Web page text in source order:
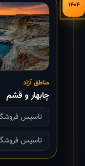
۱۴۰۴
مناطق آزاد
چابهار و قشم
تاسیس
تاسیس